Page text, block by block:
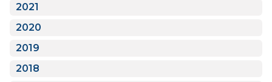
2021
2020
2019
2018